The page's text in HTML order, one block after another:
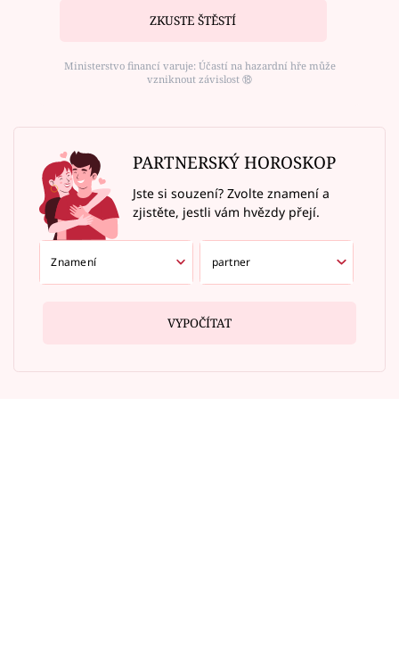
ZKUSTE ŠTĚSTÍ
Ministerstvo financí varuje: Účastí na hazardní hře může
vzniknout závislost ⑱
PARTNERSKÝ HOROSKOP
Jste si souzení? Zvolte znamení a
zjistěte, jestli vám hvězdy přejí.
VYPOČÍTAT